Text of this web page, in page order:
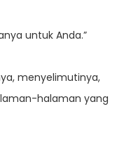
untuk Anda.”
menyelimutinya,
halaman yang